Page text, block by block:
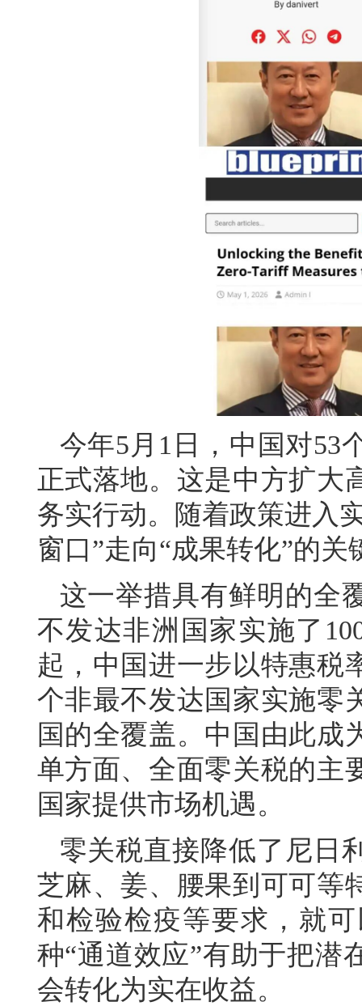
今年5月1日，中国对53
正式落地。这是中方扩大
务实行动。随着政策进入
窗口”走向“成果转化”的关
这一举措具有鲜明的全
不发达非洲国家实施了
起，中国进一步以特惠税
个非最不发达国家实施零
国的全覆盖。中国由此成
单方面、全面零关税的主
国家提供市场机遇。
零关税直接降低了尼日
芝麻、姜、腰果到可可等
和检验检疫等要求，就
种“通道效应”有助于把潜
会转化为实在收益。